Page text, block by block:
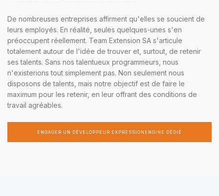
De nombreuses entreprises affirment qu'elles se soucient de
leurs employés. En réalité, seules quelques-unes s'en
préoccupent réellement. Team Extension SA s'articule
totalement autour de l'idée de trouver et, surtout, de retenir
ses talents. Sans nos talentueux programmeurs, nous
n'existerions tout simplement pas. Non seulement nous
disposons de talents, mais notre objectif est de faire le
maximum pour les retenir, en leur offrant des conditions de
travail agréables.
ENGAGER UN DÉVELOPPEUR EXPRESSIONENGINE DÉDIÉ